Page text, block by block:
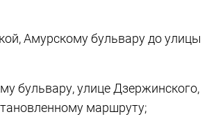
Амурскому бульвару до улицы
бульвару, улице Дзержинского,
маршруту;